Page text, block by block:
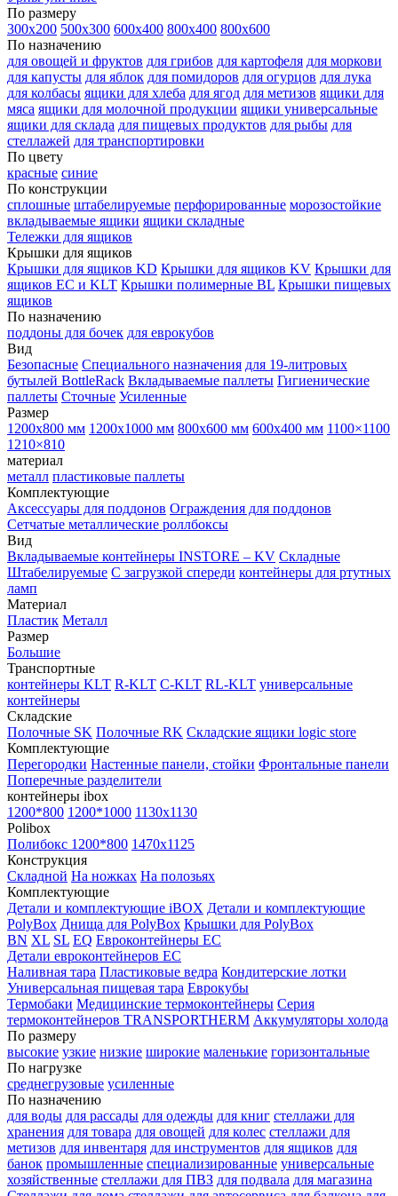
По размеру
300х200 500х300 600х400 800х400 800х600
По назначению
для овощей и фруктов для грибов для картофеля для моркови
для капусты для яблок для помидоров для огурцов для лука
для колбасы ящики для хлеба для ягод для метизов ящики для
мяса ящики для молочной продукции ящики универсальные
ящики для склада для пищевых продуктов для рыбы для
стеллажей для транспортировки
По цвету
красные синие
По конструкции
сплошные штабелируемые перфорированные морозостойкие
вкладываемые ящики ящики складные
Тележки для ящиков
Крышки для ящиков
Крышки для ящиков KD Крышки для ящиков KV Крышки для
ящиков EC и KLT Крышки полимерные BL Крышки пищевых
ящиков
По назначению
поддоны для бочек для еврокубов
Вид
Безопасные Специального назначения для 19-литровых
бутылей BottleRack Вкладываемые паллеты Гигиенические
паллеты Сточные Усиленные
Размер
1200х800 мм 1200х1000 мм 800х600 мм 600х400 мм 1100×1100
1210×810
материал
металл пластиковые паллеты
Комплектующие
Аксессуары для поддонов Ограждения для поддонов
Сетчатые металлические роллбоксы
Вид
Вкладываемые контейнеры INSTORE – KV Складные
Штабелируемые С загрузкой спереди контейнеры для ртутных
ламп
Материал
Пластик Металл
Размер
Большие
Транспортные
контейнеры KLT R-KLT C-KLT RL-KLT универсальные
контейнеры
Складские
Полочные SK Полочные RK Складские ящики logic store
Комплектующие
Перегородки Настенные панели, стойки Фронтальные панели
Поперечные разделители
контейнеры ibox
1200*800 1200*1000 1130x1130
Polibox
Полибокс 1200*800 1470х1125
Конструкция
Складной На ножках На полозьях
Комплектующие
Детали и комплектующие iBOX Детали и комплектующие
PolyBox Днища для PolyBox Крышки для PolyBox
BN XL SL EQ Евроконтейнеры EC
Детали евроконтейнеров EC
Наливная тара Пластиковые ведра Кондитерские лотки
Универсальная пищевая тара Еврокубы
Термобаки Медицинские термоконтейнеры Серия
термоконтейнеров TRANSPORTHERM Аккумуляторы холода
По размеру
высокие узкие низкие широкие маленькие горизонтальные
По нагрузке
среднегрузовые усиленные
По назначению
для воды для рассады для одежды для книг стеллажи для
хранения для товара для овощей для колес стеллажи для
метизов для инвентаря для инструментов для ящиков для
банок промышленные специализированные универсальные
хозяйственные стеллажи для ПВЗ для подвала для магазина